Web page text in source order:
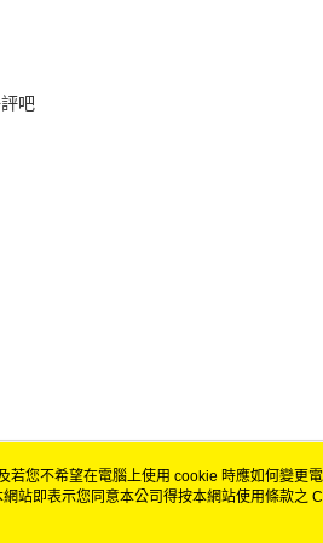
吧
客服資訊
您不希望在電腦上使用 cookie 時應如何變更
站即表示您同意本公司得按本網站使用條款之